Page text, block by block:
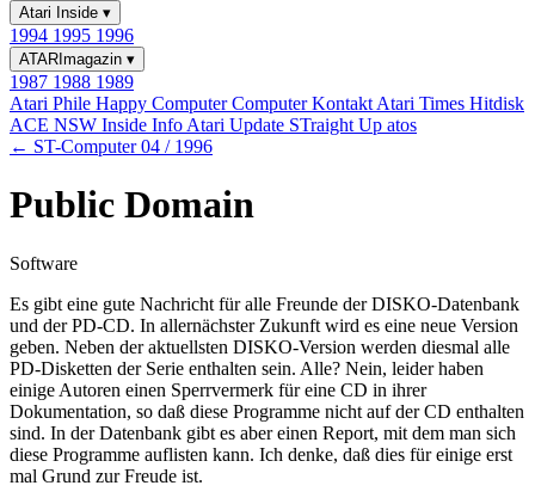
Atari Inside ▾
1994 1995 1996
ATARImagazin ▾
1987 1988 1989
Atari Phile Happy ComputerComputer Kontakt Atari Times Hitdisk
ACE NSW Inside Info Atari Update STraight Up atos
← ST-Computer 04 / 1996
Public Domain
Software
Es gibt eine gute Nachricht für alle Freunde der DISKO-Datenbank
und der PD-CD. In allernächster Zukunft wird es eine neue Version
geben. Neben der aktuellsten DISKO-Version werden diesmal alle
PD-Disketten der Serie enthalten sein. Alle? Nein, leider haben
einige Autoren einen Sperrvermerk für eine CD in ihrer
Dokumentation, so daß diese Programme nicht auf der CD enthalten
sind. In der Datenbank gibt es aber einen Report, mit dem man sich
diese Programme auflisten kann. Ich denke, daß dies für einige erst
mal Grund zur Freude ist.